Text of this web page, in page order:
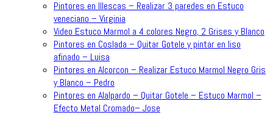
Pintores en Illescas – Realizar 3 paredes en Estuco
veneciano – Virginia
Video Estuco Marmol a 4 colores Negro, 2 Grises y Blanco
Pintores en Coslada – Quitar Gotele y pintar en liso
afinado – Luisa
Pintores en Alcorcon – Realizar Estuco Marmol Negro Gris
y Blanco – Pedro
Pintores en Alalpardo – Quitar Gotele – Estuco Marmol –
Efecto Metal Cromado– Jose